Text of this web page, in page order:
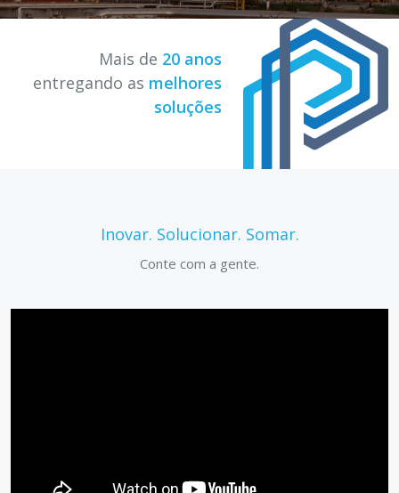
Mais de 20 anos
entregando as melhores
soluções
Inovar. Solucionar. Somar.
Conte com a gente.